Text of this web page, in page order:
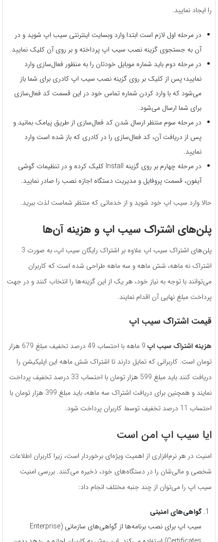
را ایجاد نمایید.
در مرحله اول لازم است ابتدا وارد وبسایت اینترنتی سیب اپ شوید و در
آن به جستجوی گزینه نصب سیب اپ پرداخته و بر روی آن کلیک نمایید.
در مرحله دوم باید شماره موبایل خودتان را به ‌منظور فعال‌سازی وارد
نمایید؛ پس از کلیک بر روی گزینه نصب سیب اپ کادری برای شما باز
می‌شود که با وارد کردن شماره تماس خود در این قسمت کد فعال‌سازی
برای شما ارسال می‌شود.
در مرحله سوم منتظر ارسال شدن کد فعال‌سازی از طریق پیامک بمانید و
پس از دریافت آن، کد فعال‌سازی را در کادری که باز شده است وارد
نمایید.
در مرحله چهارم بر روی گزینه Install کلیک کرده و در تنظیمات گوشی
آیفون، قسمت پروفایل و مدیریت دستگاه اجازه نصب را صادر نمایید.
حالا وارد سیب اپ خود شوید و از خدماتی که منتظر شماست لذت ببرید.
پلن‌های اشتراک سیب اپ و هزینه آن‌ها
پلن‌های اشتراک سیب اپ علاوه ‌بر اشتراک رایگان سیب اپ، به‌ صورت 3
اشتراک نه ‌ماهه، شش‌ ماهه و سه ماهه طراحی‌ شده است که کاربران
می‌توانند با توجه به نیاز خود، هر یک از این گزینه‌ها را انتخاب کنند و در جهت
پرداخت مبلغ نهایی آن اقدام نمایند.
قیمت اشتراک سیب اپ
هزینه اشتراک سیب اپ
9 ماهه با احتساب 49 درصد تخفیف مبلغ 679 هزار
تومان است. کاربرانی که تمایل دارند تا اشتراک شش ‌ماهه این اپلیکیشن را
دریافت کنند باید مبلغ 599 هزار تومان با احتساب 33 درصد تخفیف پرداخت
نمایند و همچنین برای دریافت اشتراک سه ‌ماهه، باید مبلغ 399 هزار تومان با
احتساب 11 درصد تخفیف توسط کاربران پرداخت شود.
ایا سیب اپ امن است
امنیت در هر نرم‌افزاری از اهمیت ویژه‌ای برخوردار است، زیرا کاربران اطلاعات
شخصی و مالی‌شان را در دستگاه‌های خود، ذخیره می‌کنند. بررسی امنیت
سیب اپ را می‌توان از چند جنبه مختلف انجام داد:
گواهی‌های امنیتی
سیب اپ برای نصب برنامه‌ها از گواهی‌های سازمانی (Enterprise